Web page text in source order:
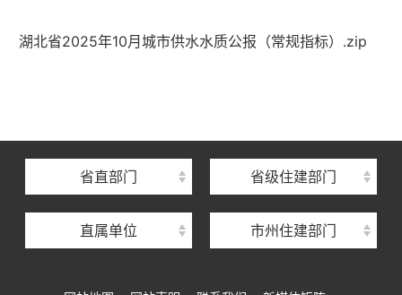
湖北省2025年10月城市供水水质公报（常规指标）.zip
省直部门 省级住建部门
直属单位
湖北省住房保障中心
湖北省建设工程质量安全监督总站
湖北省建设工程标准定额管理总站 市州住建部门